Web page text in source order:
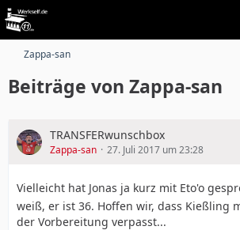
Zappa-san
Beiträge von Zappa-san
TRANSFERwunschbox
Zappa-san 27. Juli 2017 um 23:28
Vielleicht hat Jonas ja kurz mit Eto'o
weiß, er ist 36. Hoffen wir, dass Kießling
der Vorbereitung verpasst...